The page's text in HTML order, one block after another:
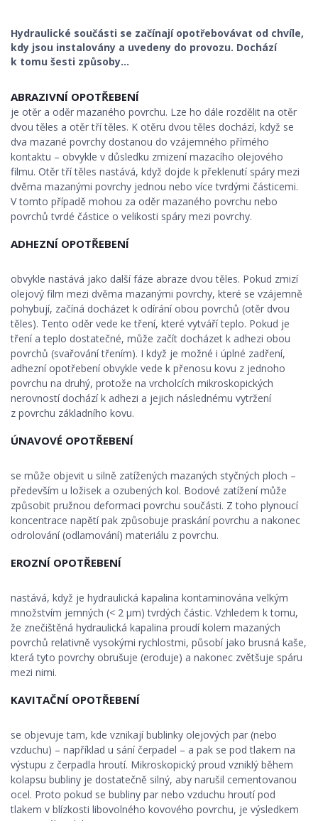
Hydraulické součásti se začínají opotřebovávat od chvíle,
kdy jsou instalovány a uvedeny do provozu. Dochází
k tomu šesti způsoby…
ABRAZIVNÍ OPOTŘEBENÍ
je otěr a oděr mazaného povrchu. Lze ho dále rozdělit na otěr
dvou těles a otěr tří těles. K otěru dvou těles dochází, když se
dva mazané povrchy dostanou do vzájemného přímého
kontaktu – obvykle v důsledku zmizení mazacího olejového
filmu. Otěr tří těles nastává, když dojde k překlenutí spáry mezi
dvěma mazanými povrchy jednou nebo více tvrdými částicemi.
V tomto případě mohou za oděr mazaného povrchu nebo
povrchů tvrdé částice o velikosti spáry mezi povrchy.
ADHEZNÍ OPOTŘEBENÍ
obvykle nastává jako další fáze abraze dvou těles. Pokud zmizí
olejový film mezi dvěma mazanými povrchy, které se vzájemně
pohybují, začíná docházet k odírání obou povrchů (otěr dvou
těles). Tento oděr vede ke tření, které vytváří teplo. Pokud je
tření a teplo dostatečné, může začít docházet k adhezi obou
povrchů (svařování třením). I když je možné i úplné zadření,
adhezní opotřebení obvykle vede k přenosu kovu z jednoho
povrchu na druhý, protože na vrcholcích mikroskopických
nerovností dochází k adhezi a jejich následnému vytržení
z povrchu základního kovu.
ÚNAVOVÉ OPOTŘEBENÍ
se může objevit u silně zatížených mazaných styčných ploch –
především u ložisek a ozubených kol. Bodové zatížení může
způsobit pružnou deformaci povrchu součásti. Z toho plynoucí
koncentrace napětí pak způsobuje praskání povrchu a nakonec
odrolování (odlamování) materiálu z povrchu.
EROZNÍ OPOTŘEBENÍ
nastává, když je hydraulická kapalina kontaminována velkým
množstvím jemných (< 2 µm) tvrdých částic. Vzhledem k tomu,
že znečištěná hydraulická kapalina proudí kolem mazaných
povrchů relativně vysokými rychlostmi, působí jako brusná kaše,
která tyto povrchy obrušuje (eroduje) a nakonec zvětšuje spáru
mezi nimi.
KAVITAČNÍ OPOTŘEBENÍ
se objevuje tam, kde vznikají bublinky olejových par (nebo
vzduchu) – například u sání čerpadel – a pak se pod tlakem na
výstupu z čerpadla hroutí. Mikroskopický proud vzniklý během
kolapsu bubliny je dostatečně silný, aby narušil cementovanou
ocel. Proto pokud se bubliny par nebo vzduchu hroutí pod
tlakem v blízkosti libovolného kovového povrchu, je výsledkem